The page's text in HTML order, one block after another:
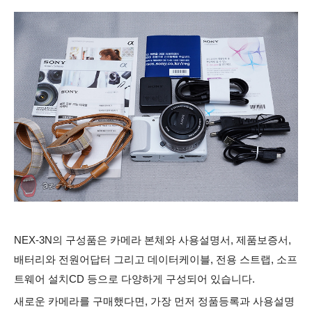
NEX-3N의 구성품은 카메라 본체와 사용설명서, 제품보증서,
배터리와 전원어답터 그리고 데이터케이블, 전용 스트랩, 소프
트웨어 설치CD 등으로 다양하게 구성되어 있습니다.
새로운 카메라를 구매했다면, 가장 먼저 정품등록과 사용설명